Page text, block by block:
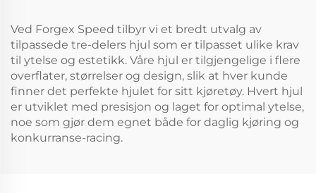
Ved Forgex Speed tilbyr vi et bredt utvalg av
tilpassede tre-delers hjul som er tilpasset ulike krav
til ytelse og estetikk. Våre hjul er tilgjengelige i flere
overflater, størrelser og design, slik at hver kunde
finner det perfekte hjulet for sitt kjøretøy. Hvert hjul
er utviklet med presisjon og laget for optimal ytelse,
noe som gjør dem egnet både for daglig kjøring og
konkurranse-racing.